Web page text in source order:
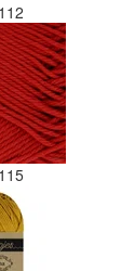
112
115